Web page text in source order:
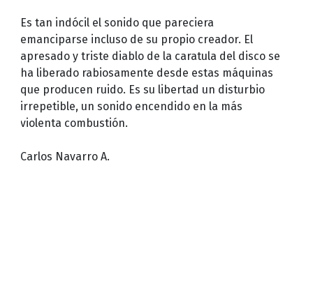
Es tan indócil el sonido que pareciera
emanciparse incluso de su propio creador. El
apresado y triste diablo de la caratula del disco se
ha liberado rabiosamente desde estas máquinas
que producen ruido. Es su libertad un disturbio
irrepetible, un sonido encendido en la más
violenta combustión.
Carlos Navarro A.